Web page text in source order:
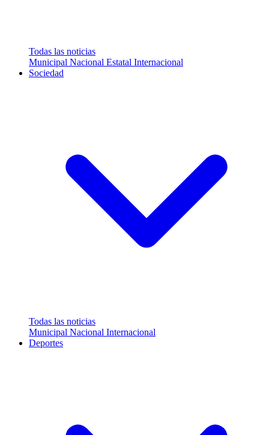
Todas las noticias
Municipal Nacional Estatal Internacional
Sociedad
Todas las noticias
Municipal Nacional Internacional
Deportes